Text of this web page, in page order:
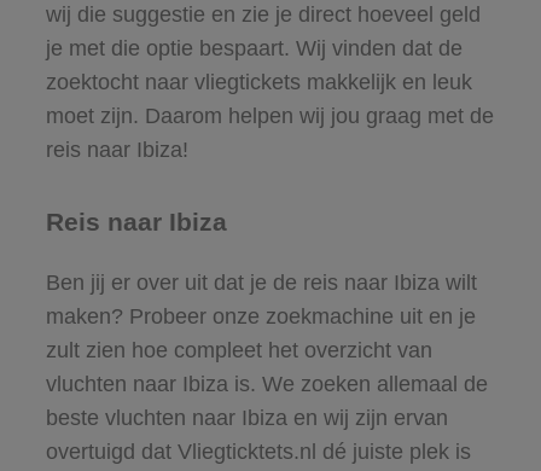
wij die suggestie en zie je direct hoeveel geld
je met die optie bespaart. Wij vinden dat de
zoektocht naar vliegtickets makkelijk en leuk
moet zijn. Daarom helpen wij jou graag met de
reis naar Ibiza!
Reis naar Ibiza
Ben jij er over uit dat je de reis naar Ibiza wilt
maken? Probeer onze zoekmachine uit en je
zult zien hoe compleet het overzicht van
vluchten naar Ibiza is. We zoeken allemaal de
beste vluchten naar Ibiza en wij zijn ervan
overtuigd dat Vliegticktets.nl dé juiste plek is